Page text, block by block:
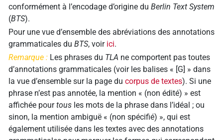
conformément à l’encodage d’origine du Berlin Text System
(BTS).
Pour une vue d’ensemble des abréviations des annotations
grammaticales du BTS, voir ici.
Remarque : Les phrases du TLA ne comportent pas toutes
d’annotations grammaticales (voir les balises « [G] » dans
la vue d’ensemble sur la page du corpus de textes). Si une
phrase n’est pas annotée, la mention « (non édité) » est
affichée pourtous les mots de la phrase dans l’idéal ; ou
sinon, la mention ambiguë « (non spécifié) », qui est
également utilisée dans les textes avec des annotations